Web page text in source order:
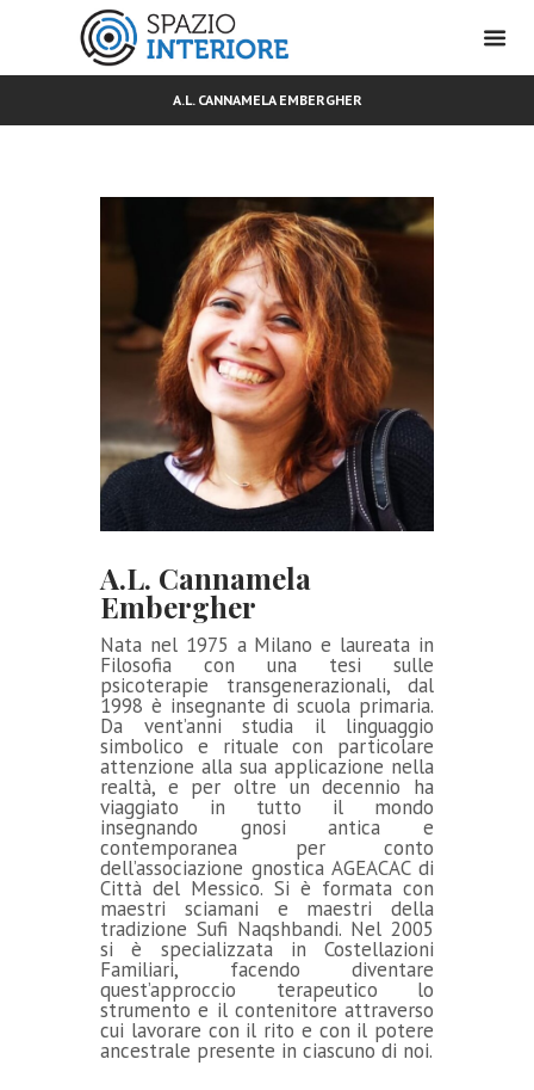
A.L. CANNAMELA EMBERGHER
A.L. Cannamela
Embergher
Nata nel 1975 a Milano e laureata in
Filosofia con una tesi sulle
psicoterapie transgenerazionali, dal
1998 è insegnante di scuola primaria.
Da vent’anni studia il linguaggio
simbolico e rituale con particolare
attenzione alla sua applicazione nella
realtà, e per oltre un decennio ha
viaggiato in tutto il mondo
insegnando gnosi antica e
contemporanea per conto
dell’associazione gnostica AGEACAC di
Città del Messico. Si è formata con
maestri sciamani e maestri della
tradizione Sufi Naqshbandi. Nel 2005
si è specializzata in Costellazioni
Familiari, facendo diventare
quest’approccio terapeutico lo
strumento e il contenitore attraverso
cui lavorare con il rito e con il potere
ancestrale presente in ciascuno di noi.